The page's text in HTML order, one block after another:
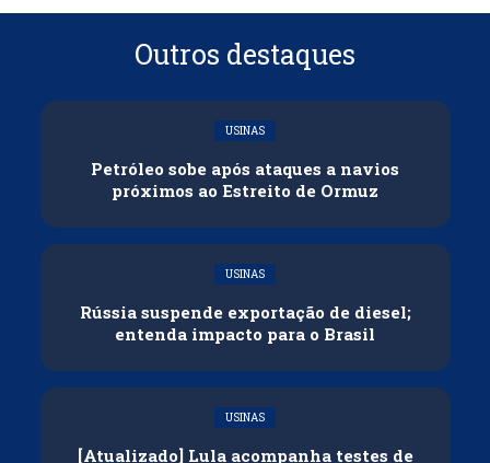
Outros destaques
USINAS
Petróleo sobe após ataques a navios
próximos ao Estreito de Ormuz
USINAS
Rússia suspende exportação de diesel;
entenda impacto para o Brasil
USINAS
[Atualizado] Lula acompanha testes de